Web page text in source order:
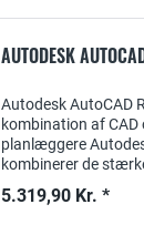
AUTODESK
Autodesk AutoCAD
kombination af
planlæggere
kombinerer de
5.319,90 Kr. *